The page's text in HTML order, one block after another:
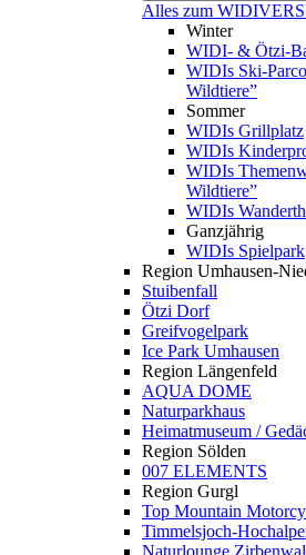
Alles zum
Winter
WIDI- & Ötzi-
WIDIs Ski-
Wildtiere”
Sommer
WIDIs Grillplatz
WIDIs
WIDIs
Wildtiere”
WIDIs
Ganzjährig
WIDIs Spielpark
Region Umhausen-
Stuibenfall
Ötzi Dorf
Greifvogelpark
Ice Park Umhausen
Region Längenfeld
AQUA DOME
Naturparkhaus
Heimatmuseum /
Region Sölden
007 ELEMENTS
Region Gurgl
Top Mountain
Timmelsjoch-
Naturlounge